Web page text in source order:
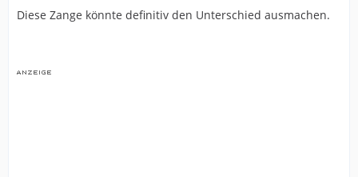
Diese Zange könnte definitiv den Unterschied ausmachen.